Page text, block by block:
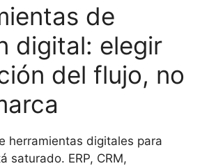
de
digital: elegir
del flujo, no
herramientas digitales para
saturado. ERP, CRM,